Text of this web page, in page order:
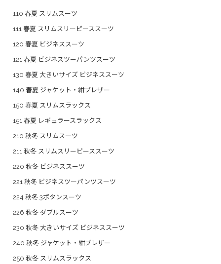
110 春夏 スリムスーツ
111 春夏 スリムスリーピーススーツ
120 春夏 ビジネススーツ
121 春夏 ビジネスツーパンツスーツ
130 春夏 大きいサイズ ビジネススーツ
140 春夏 ジャケット・紺ブレザー
150 春夏 スリムスラックス
151 春夏 レギュラースラックス
210 秋冬 スリムスーツ
211 秋冬 スリムスリーピーススーツ
220 秋冬 ビジネススーツ
221 秋冬 ビジネスツーパンツスーツ
224 秋冬 3ボタンスーツ
226 秋冬 ダブルスーツ
230 秋冬 大きいサイズ ビジネススーツ
240 秋冬 ジャケット・紺ブレザー
250 秋冬 スリムスラックス